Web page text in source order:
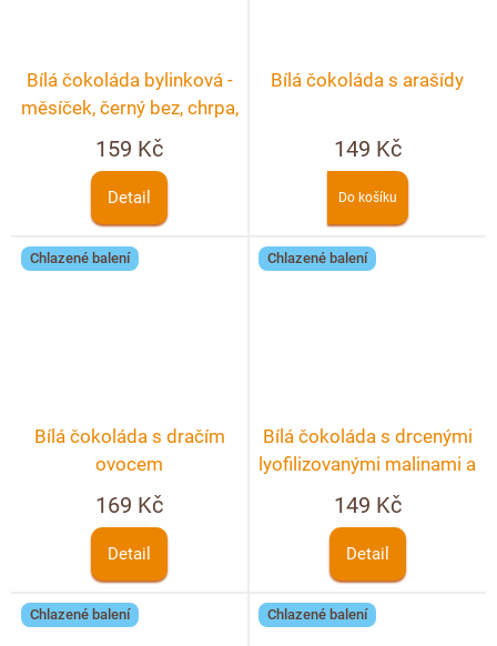
Bílá čokoláda bylinková -
měsíček, černý bez, chrpa,
růže
159 Kč
Detail
Bílá čokoláda s arašídy
149 Kč
Do košíku
Chlazené balení
Bílá čokoláda s dračím
ovocem
169 Kč
Detail
Chlazené balení
Bílá čokoláda s drcenými
lyofilizovanými malinami a
ostružinami
149 Kč
Detail
Chlazené balení Chlazené balení